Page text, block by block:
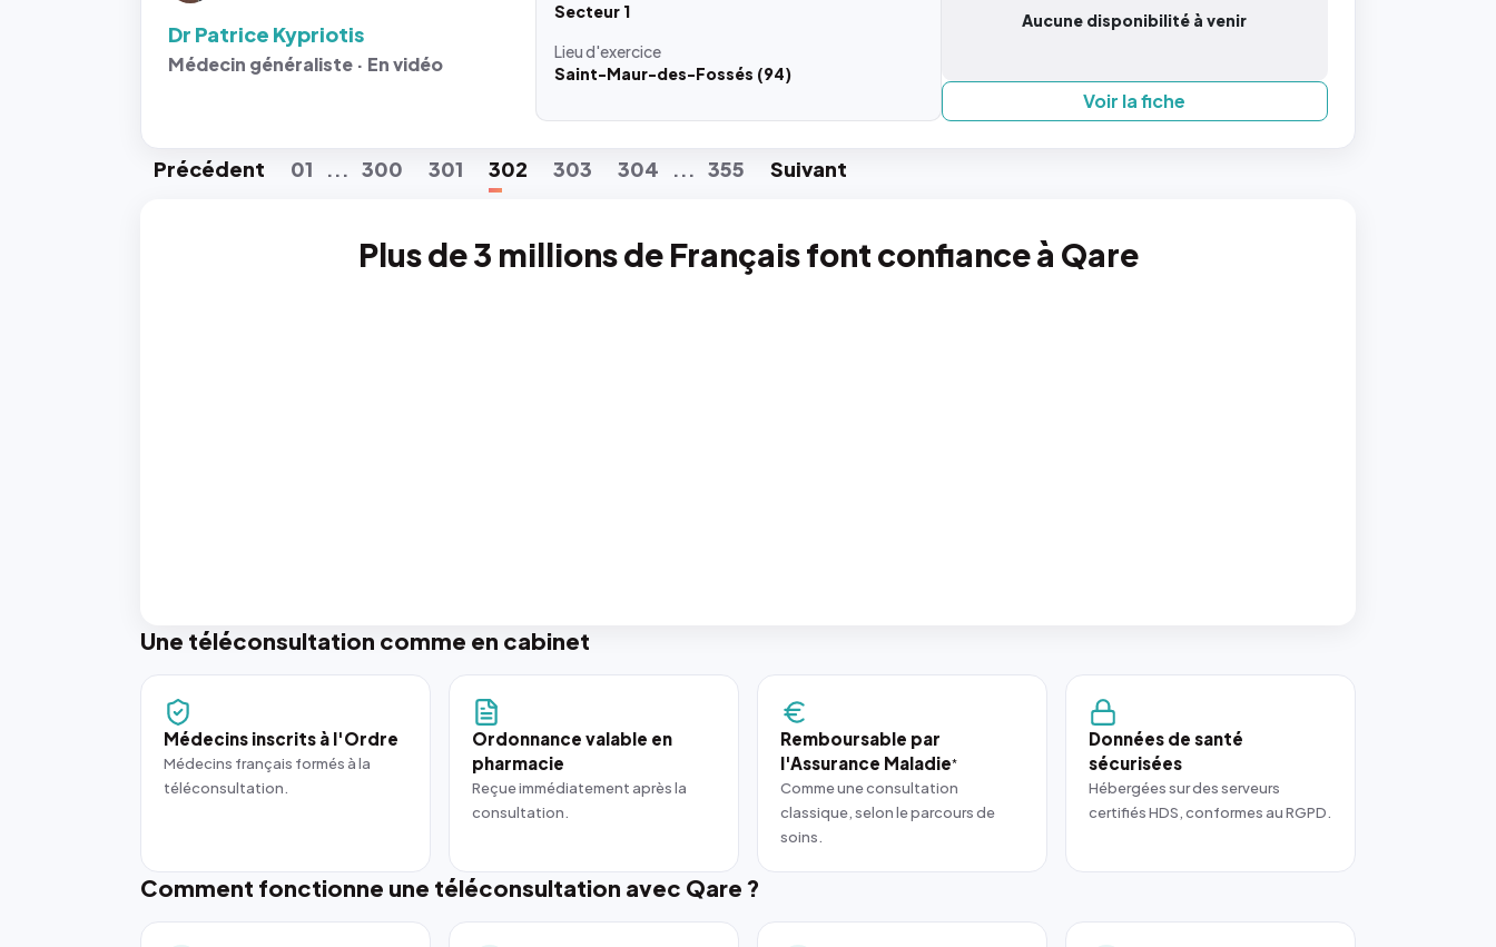
Dr Patrice Kypriotis
Médecin généraliste · En vidéo
Secteur 1
Lieud'exercice
Saint-Maur-des-Fossés (94)
Aucune disponibilité à venir
Voir la fiche
Précédent 01 ... 300 301 302 303 304 ... 355 Suivant
Plus de 3 millions de Français font confiance à Qare
Une téléconsultation comme en cabinet
Médecins inscrits à l'Ordre
Médecins français formés à la
téléconsultation.
Ordonnance valable en
pharmacie
Reçue immédiatement après la
consultation.
Remboursable par
l'Assurance Maladie*
Comme une consultation
classique, selon le parcours de
soins.
Données de santé
sécurisées
Hébergées sur des serveurs
certifiés HDS, conformes au RGPD.
Comment fonctionne une téléconsultation avec Qare ?